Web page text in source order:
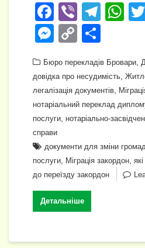
F
a
c
e
b
o
o
k
Vi
b
er
T
gr
a
m
W
s
A
p
p
M
ss
e
n
g
er
C
p
y
Li
n
k
ді
л
и
т
и
с
я
Бюро перекладів Бровари
довідка про несудимість
легалізація документів
нотаріальний переклад
послуги нотаріально-
справи
документи для зміни
послуги Міграція закордон
до переїзду закордон
Детальніше